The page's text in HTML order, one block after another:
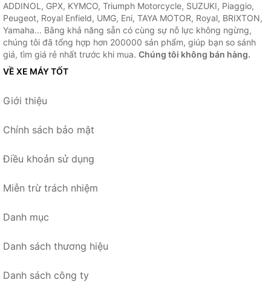
ADDINOL, GPX, KYMCO, Triumph Motorcycle, SUZUKI, Piaggio,
Peugeot, Royal Enfield, UMG, Eni, TAYA MOTOR, Royal, BRIXTON,
Yamaha... Bằng khả năng sẵn có cùng sự nỗ lực không ngừng,
chúng tôi đã tổng hợp hơn 200000 sản phẩm, giúp bạn so sánh
giá, tìm giá rẻ nhất trước khi mua. Chúng tôi không bán hàng.
VỀ XE MÁY TỐT
Giới thiệu
Chính sách bảo mật
Điều khoản sử dụng
Miễn trừ trách nhiệm
Danh mục
Danh sách thương hiệu
Danh sách công ty